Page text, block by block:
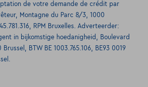
de votre demande de crédit par
Montagne du Parc 8/3, 1000
RPM Bruxelles. Adverteerder:
in bijkomstige hoedanigheid, Boulevard
BTW BE 1003.765.106, BE93 0019